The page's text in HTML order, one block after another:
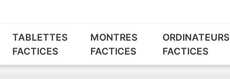
TABLETTES
FACTICES
MONTRES
FACTICES
ORDINATEURS
FACTICES